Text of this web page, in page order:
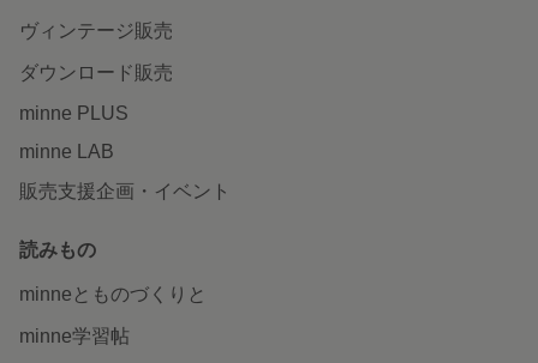
ヴィンテージ販売
ダウンロード販売
minne PLUS
minne LAB
販売支援企画・イベント
読みもの
minneとものづくりと
minne学習帖